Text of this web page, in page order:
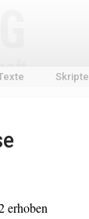
Skripte
erhoben